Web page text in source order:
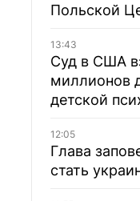
Польской
13:43
Суд в США
миллионов
детской
12:05
Глава
стать